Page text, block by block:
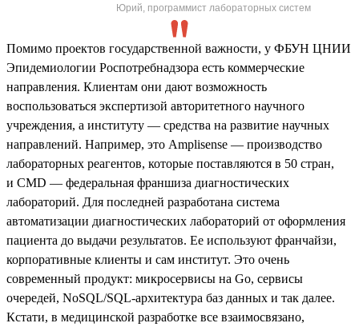
Юрий, программист лабораторных систем
Помимо проектов государственной важности, у ФБУН ЦНИИ
Эпидемиологии Роспотребнадзора есть коммерческие
направления. Клиентам они дают возможность
воспользоваться экспертизой авторитетного научного
учреждения, а институту — средства на развитие научных
направлений. Например, это Amplisense — производство
лабораторных реагентов, которые поставляются в 50 стран,
и CMD — федеральная франшиза диагностических
лабораторий. Для последней разработана система
автоматизации диагностических лабораторий от оформления
пациента до выдачи результатов. Ее используют франчайзи,
корпоративные клиенты и сам институт. Это очень
современный продукт: микросервисы на Go, сервисы
очередей, NoSQL/SQL-архитектура баз данных и так далее.
Кстати, в медицинской разработке все взаимосвязано,